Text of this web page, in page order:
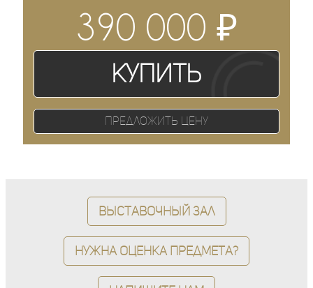
390 000 ₽
Купить
Предложить цену
Выставочный зал
Нужна оценка предмета?